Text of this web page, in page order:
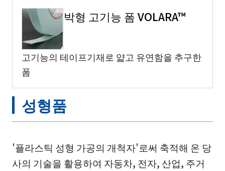
박형 고기능 폼 VOLARA™
고기능의 테이프기재로 얇고 유연함을 추구한
폼
성형품
'플라스틱 성형 가공의 개척자'로써 축적해 온 당
사의 기술을 활용하여 자동차, 전자, 산업, 주거